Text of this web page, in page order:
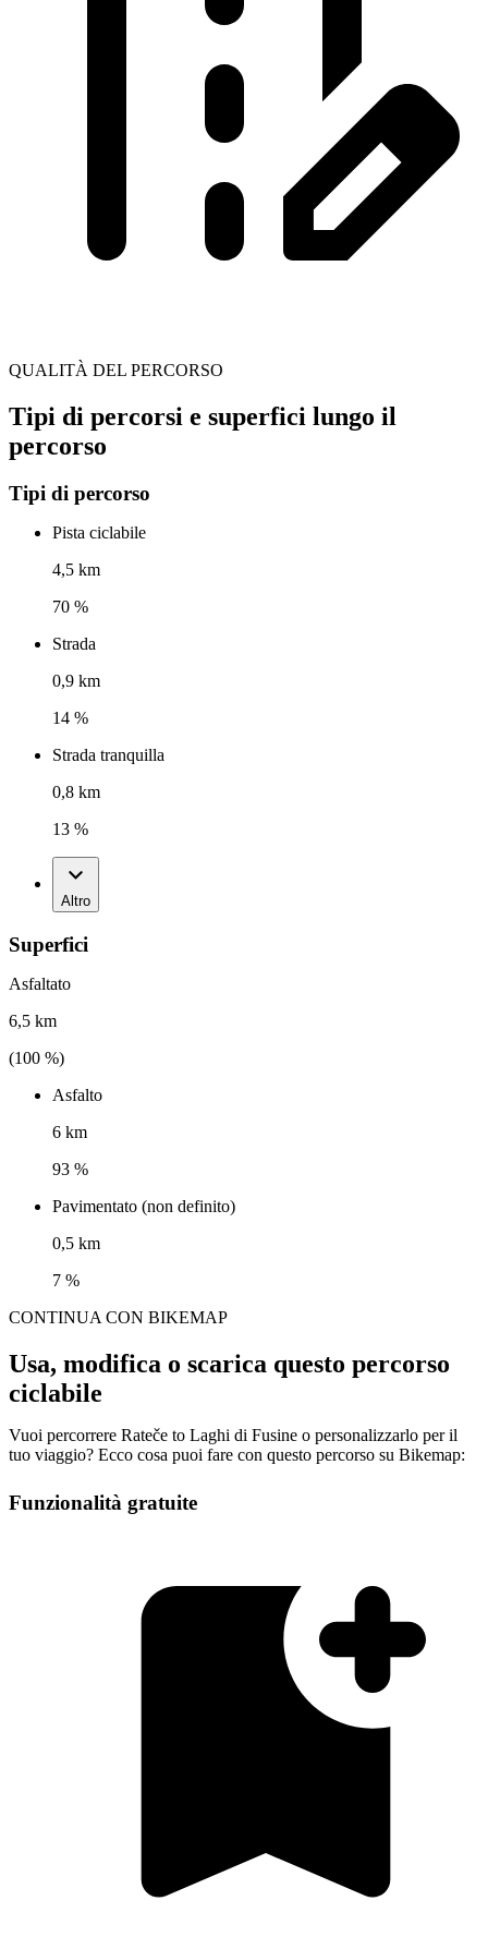
QUALITÀ DEL PERCORSO
Tipi di percorsi e superfici lungo il
percorso
Tipi di percorso
Pista ciclabile
4,5 km
70 %
Strada
0,9 km
14 %
Strada tranquilla
0,8 km
13 %
Altro
Superfici
Asfaltato
6,5 km
(100 %)
Asfalto
6 km
93 %
Pavimentato (non definito)
0,5 km
7 %
CONTINUA CON BIKEMAP
Usa, modifica o scarica questo percorso
ciclabile
Vuoi percorrere Rateče to Laghi di Fusine o personalizzarlo per il
tuo viaggio? Ecco cosa puoi fare con questo percorso su Bikemap:
Funzionalità gratuite